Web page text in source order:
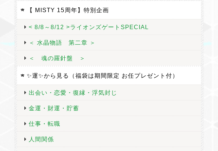
【 MISTY 15周年】特別企画
< 8/8～8/12 >ライオンズゲートSPECIAL
＜ 水晶物語 第二章 ＞
＜ 魂の羅針盤 ＞
✨運✨から見る（福袋は期間限定 お任プレゼント付）
出会い・恋愛・復縁・浮気封じ
金運・財運・貯蓄
仕事・転職
人間関係